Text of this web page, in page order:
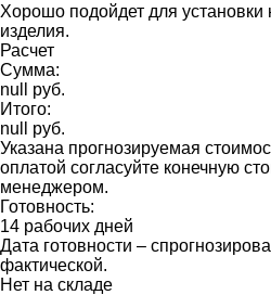
Хорошо подойдет для
изделия.
Расчет
Сумма:
null руб.
Итого:
null руб.
Указана прогнозируемая
оплатой согласуйте конечную
менеджером.
Готовность:
14 рабочих дней
Дата готовности –
фактической.
Нет на складе